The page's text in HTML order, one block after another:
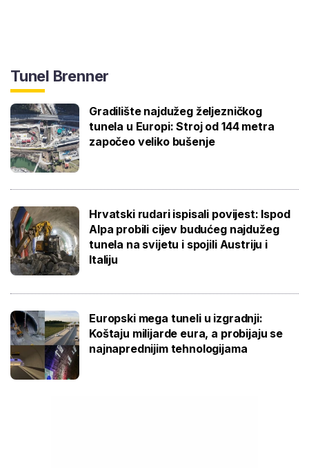
Tunel Brenner
Gradilište najdužeg željezničkog
tunela u Europi: Stroj od 144 metra
započeo veliko bušenje
Hrvatski rudari ispisali povijest: Ispod
Alpa probili cijev budućeg najdužeg
tunela na svijetu i spojili Austriju i
Italiju
Europski mega tuneli u izgradnji:
Koštaju milijarde eura, a probijaju se
najnaprednijim tehnologijama